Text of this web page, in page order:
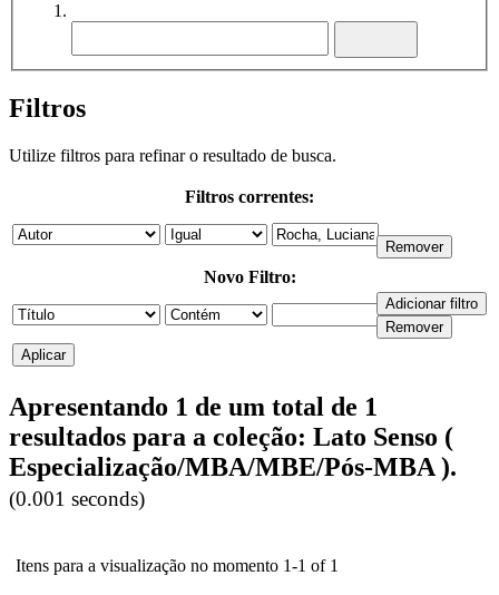
Filtros
Utilize filtros para refinar o resultado de busca.
Filtros correntes:
Novo Filtro:
Apresentando 1 de um total de 1
resultados para a coleção: Lato Senso (
Especialização/MBA/MBE/Pós-MBA ).
(0.001 seconds)
Itens para a visualização no momento 1-1 of 1